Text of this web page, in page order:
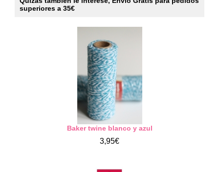
superiores a 35€
Baker twine blanco y azul
3,95€